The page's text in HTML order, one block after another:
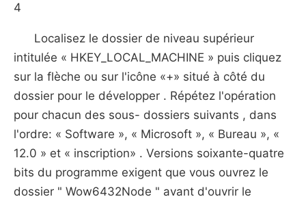
4
Localisez le dossier de niveau supérieur
intitulée « HKEY_LOCAL_MACHINE » puis cliquez
sur la flèche ou sur l'icône «+» situé à côté du
dossier pour le développer . Répétez l'opération
pour chacun des sous- dossiers suivants , dans
l'ordre: « Software », « Microsoft », « Bureau », «
12.0 » et « inscription» . Versions soixante-quatre
bits du programme exigent que vous ouvrez le
dossier " Wow6432Node " avant d'ouvrir le